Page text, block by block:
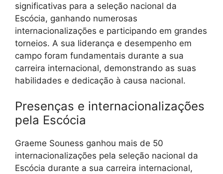
significativas para a seleção nacional da
Escócia, ganhando numerosas
internacionalizações e participando em grandes
torneios. A sua liderança e desempenho em
campo foram fundamentais durante a sua
carreira internacional, demonstrando as suas
habilidades e dedicação à causa nacional.
Presenças e internacionalizações
pela Escócia
Graeme Souness ganhou mais de 50
internacionalizações pela seleção nacional da
Escócia durante a sua carreira internacional,